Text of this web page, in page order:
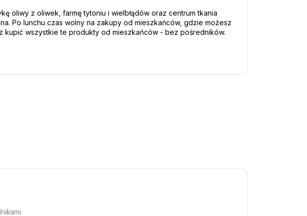
oliwy z oliwek, farmę tytoniu i wielbłądów oraz centrum tkania
Po lunchu czas wolny na zakupy od mieszkańców, gdzie możesz
kupić wszystkie te produkty od mieszkańców - bez pośredników.